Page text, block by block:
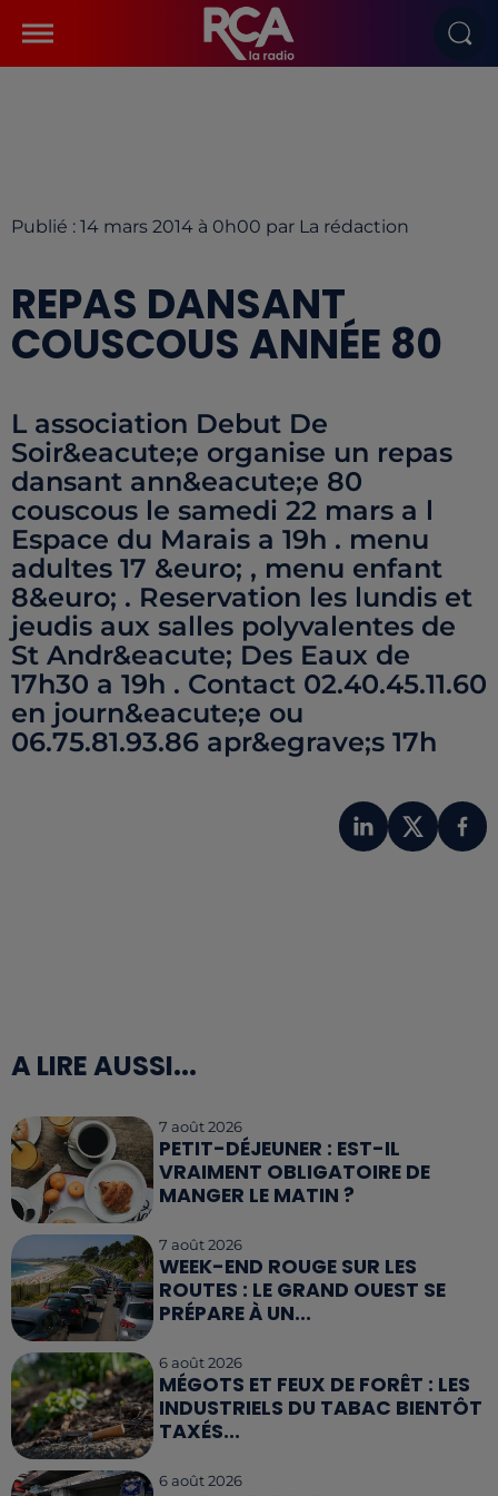
Publié : 14 mars 2014 à 0h00 par La rédaction
REPAS DANSANT
COUSCOUS ANNÉE 80
L association Debut De
Soir&eacute;e organise un repas
dansant ann&eacute;e 80
couscous le samedi 22 mars a l
Espace du Marais a 19h . menu
adultes 17 &euro; , menu enfant
8&euro; . Reservation les lundis et
jeudis aux salles polyvalentes de
St Andr&eacute; Des Eaux de
17h30 a 19h . Contact 02.40.45.11.60
en journ&eacute;e ou
06.75.81.93.86 apr&egrave;s 17h
A LIRE AUSSI...
7 août 2026
PETIT-DÉJEUNER : EST-IL
VRAIMENT OBLIGATOIRE DE
MANGER LE MATIN ?
7 août 2026
WEEK-END ROUGE SUR LES
ROUTES : LE GRAND OUEST SE
PRÉPARE À UN...
6 août 2026
MÉGOTS ET FEUX DE FORÊT : LES
INDUSTRIELS DU TABAC BIENTÔT
TAXÉS...
6 août 2026